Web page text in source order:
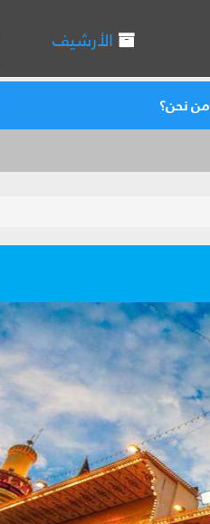
الأرشيف
من نحن؟